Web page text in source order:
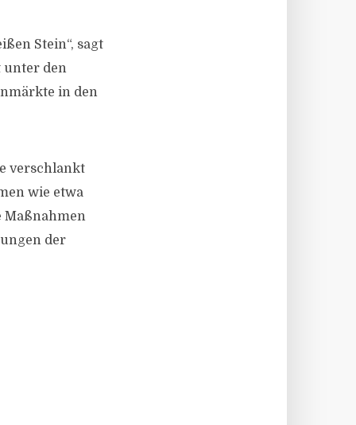
Stein“, sagt
unter den
in den
verschlankt
wie etwa
Maßnahmen
der